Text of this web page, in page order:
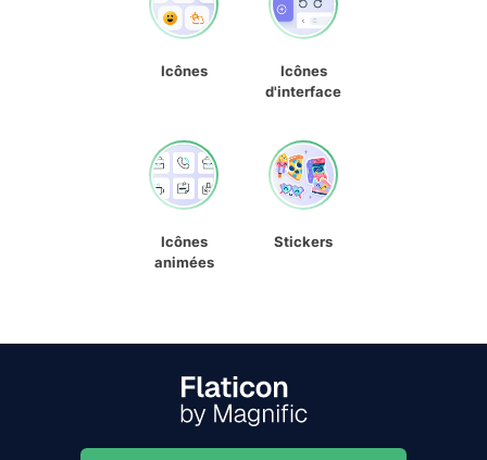
Icônes
Icônes
d'interface
Icônes
animées
Stickers